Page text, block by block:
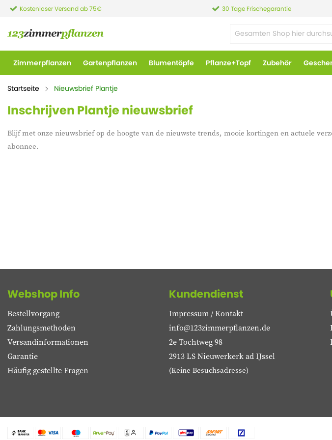
Kostenloser Versand ab 75€ 30 Tage Frischegarantie
Zimmerpflanzen Gartenpflanzen Blumentöpfe Pflanze+Topf Zubehör
Startseite Nieuwsbrief Plantje
Inschrijven Plantje nieuwsbrief
Blijf met onze nieuwsbrief op de hoogte van de nieuwste trends, mooie kortingen en actuele
abonnee.
Webshop Info
Bestellvorgang
Zahlungsmethoden
Versandinformationen
Garantie
Häufig gestellte Fragen
Kundendienst
Impressum / Kontakt
info@123zimmerpflanzen.de
2e Tochtweg 98
2913 LS Nieuwerkerk ad IJssel
(Keine Besuchsadresse)